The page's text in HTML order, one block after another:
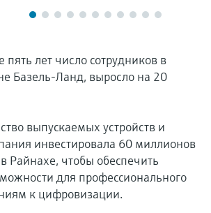
лет число сотрудников в
Базель-Ланд, выросло на 20
выпускаемых устройств и
инвестировала 60 миллионов
Райнахе, чтобы обеспечить
для профессионального
к цифровизации.